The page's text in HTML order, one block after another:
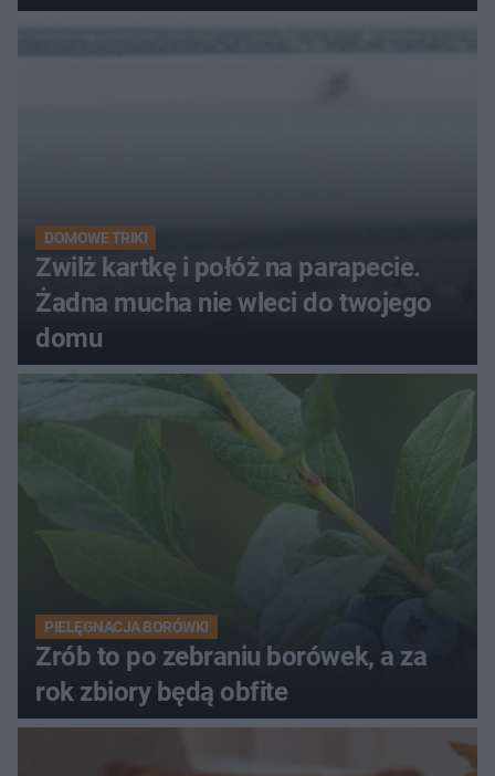
kobiety
DOMOWE TRIKI
Zwilż kartkę i połóż na parapecie.
Żadna mucha nie wleci do twojego
domu
PIELĘGNACJA BORÓWKI
Zrób to po zebraniu borówek, a za
rok zbiory będą obfite